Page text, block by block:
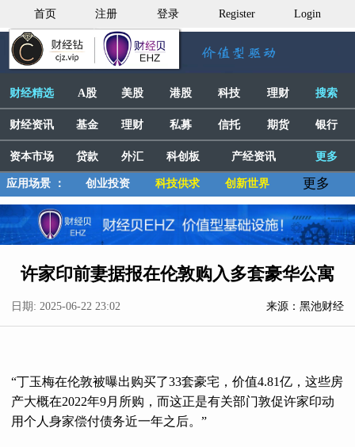
首页 注册 登录 Register Login
财经精选 A股 美股 港股 科技 理财 搜索
财经资讯 基金 理财 私募 信托 期货 银行
资本市场 贷款 外汇 科创板 产经资讯 更多
应用场景 ： 创业投资 科技供求 创新世界 更多
许家印前妻据报在伦敦购入多套豪华公寓
日期: 2025-06-22 23:02 来源：黑池财经
“丁玉梅在伦敦被曝出购买了33套豪宅，价值4.81亿，这些房
产大概在2022年9月所购，而这正是有关部门敦促许家印动
用个人身家偿付债务近一年之后。”